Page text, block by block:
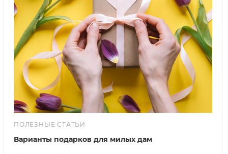
ПОЛЕЗНЫЕ СТАТЬИ
Варианты подарков для милых дам